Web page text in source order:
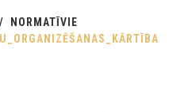
NORMATĪVIE